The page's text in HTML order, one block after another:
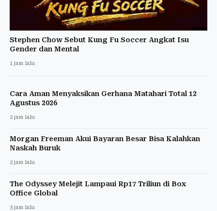
Stephen Chow Sebut Kung Fu Soccer Angkat Isu
Gender dan Mental
1 jam lalu
Cara Aman Menyaksikan Gerhana Matahari Total 12
Agustus 2026
2 jam lalu
Morgan Freeman Akui Bayaran Besar Bisa Kalahkan
Naskah Buruk
2 jam lalu
The Odyssey Melejit Lampaui Rp17 Triliun di Box
Office Global
3 jam lalu